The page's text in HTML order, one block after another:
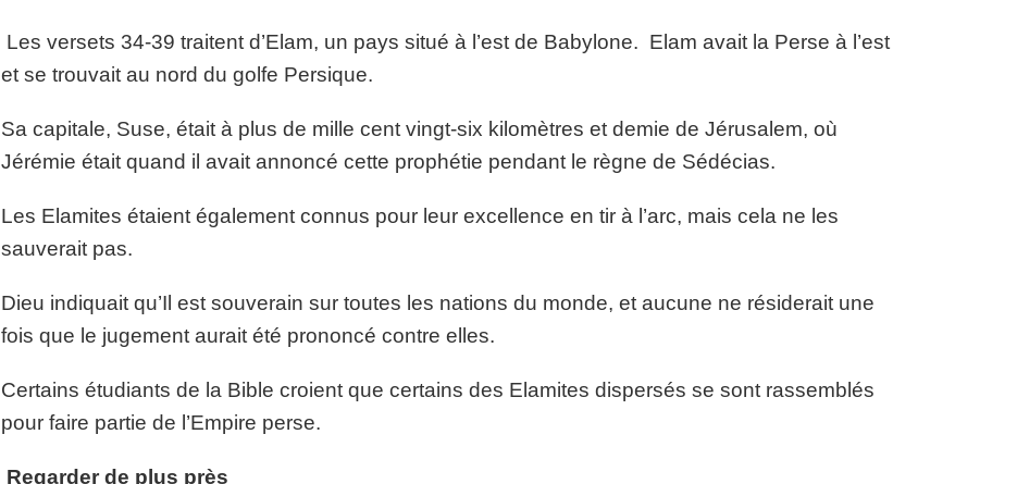
Les versets 34-39 traitent d’Elam, un pays situé à l’est de Babylone. Elam avait la Perse à l’est
et se trouvait au nord du golfe Persique.
Sa capitale, Suse, était à plus de mille cent vingt-six kilomètres et demie de Jérusalem, où
Jérémie était quand il avait annoncé cette prophétie pendant le règne de Sédécias.
Les Elamites étaient également connus pour leur excellence en tir à l’arc, mais cela ne les
sauverait pas.
Dieu indiquait qu’Il est souverain sur toutes les nations du monde, et aucune ne résiderait une
fois que le jugement aurait été prononcé contre elles.
Certains étudiants de la Bible croient que certains des Elamites dispersés se sont rassemblés
pour faire partie de l’Empire perse.
Regarder de plus près